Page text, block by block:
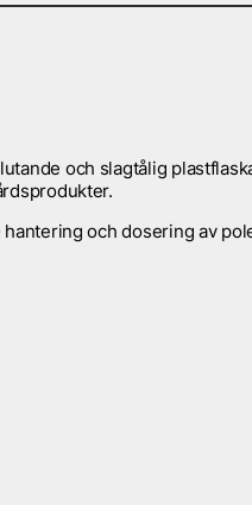
och slagtålig
och dosering av